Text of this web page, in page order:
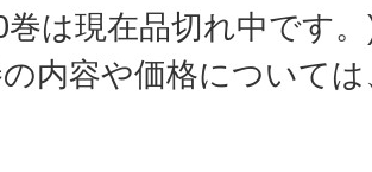
巻は現在品切れ中です
内容や価格について